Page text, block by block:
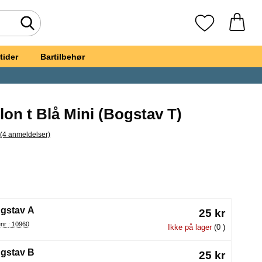
Foretag søgning Mine favoritter
Bartilbehør
t Blå Mini (Bogstav T)
til alle anmeldelser
(4 anmeldelser)
af en ny radioknap vil genindlæse siden)
A
Varenr : 10960
25 kr
Ikke på lager(0 )
B 25 kr